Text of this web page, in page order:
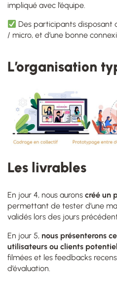
impliqué avec l’équipe.
Des participants disposant
/ micro, et d’une bonne
L’organisation
Les livrables
En jour 4, nous aurons créé un
permettant de tester d’une
validés lors des jours
En jour 5, nous présenterons
utilisateurs ou clients
filmées et les feedbacks
d’évaluation.